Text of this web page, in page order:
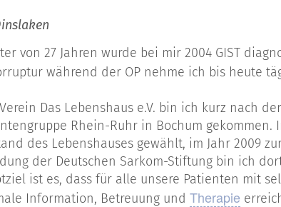
von 27 Jahren wurde bei mir 2004 GIST
während der OP nehme ich bis heute
Das Lebenshaus e.V. bin ich kurz nach
Rhein-Ruhr in Bochum gekommen.
des Lebenshauses gewählt, im Jahr 2009
der Deutschen Sarkom-Stiftung bin ich
ist es, dass für alle unsere Patienten mit
Information, Betreuung und Therapie